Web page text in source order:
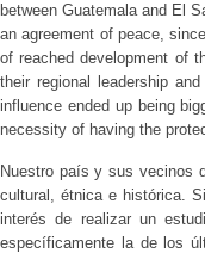
between Guatemala and El
an agreement of peace,
of reached development of
their regional leadership
influence ended up being
necessity of having the
Nuestro país y sus vecinos
cultural, étnica e histórica.
interés de realizar un
específicamente la de los